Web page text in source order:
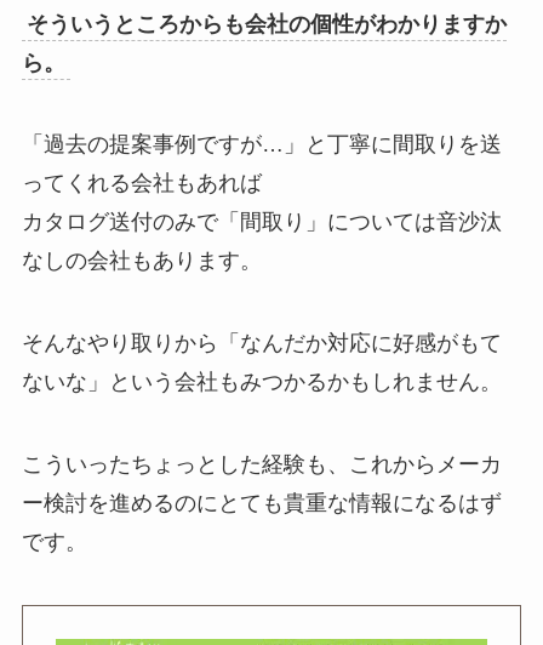
そういうところからも会社の個性がわかりますか
ら。
「過去の提案事例ですが…」と丁寧に間取りを送
ってくれる会社もあれば
カタログ送付のみで「間取り」については音沙汰
なしの会社もあります。
そんなやり取りから「なんだか対応に好感がもて
ないな」という会社もみつかるかもしれません。
こういったちょっとした経験も、これからメーカ
ー検討を進めるのにとても貴重な情報になるはず
です。